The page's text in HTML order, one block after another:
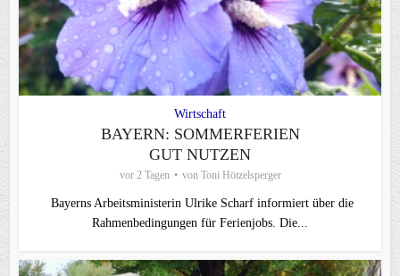
Wirtschaft
BAYERN: SOMMERFERIEN
GUT NUTZEN
vor 2 Tagen von Toni Hötzelsperger
Bayerns Arbeitsministerin Ulrike Scharf informiert über die
Rahmenbedingungen für Ferienjobs. Die...